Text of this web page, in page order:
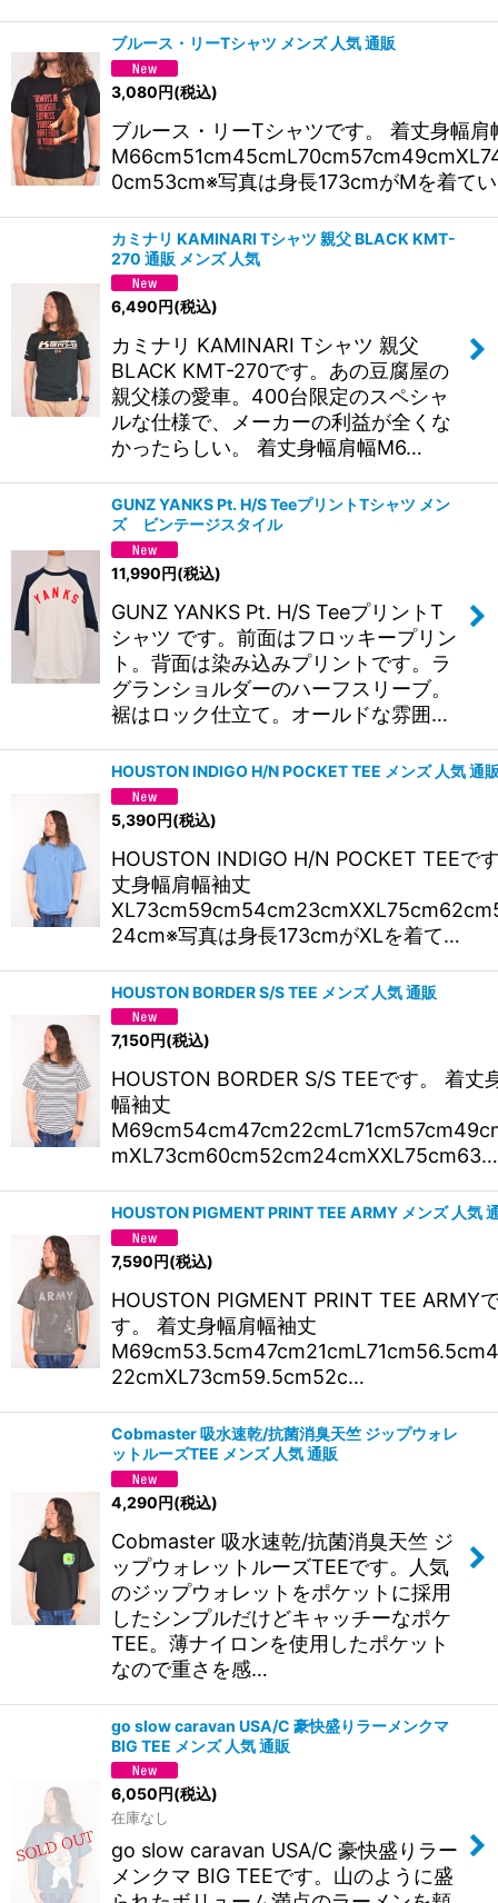
ブルース・リーTシャツ メンズ 人気 通販
3,080円(税込)
ブルース・リーTシャツです。 着丈身幅肩
0cm53cm※写真は身長173cmがMを着て
カミナリ KAMINARI Tシャツ 親父 BLACK KMT-
270 通販 メンズ 人気
6,490円(税込)
カミナリ KAMINARI Tシャツ 親父
BLACK KMT-270です。あの豆腐屋の
親父様の愛車。400台限定のスペシャ
ルな仕様で、メーカーの利益が全くな
かったらしい。 着丈身幅肩幅M6…
GUNZ YANKS Pt. H/S TeeプリントTシャツ メン
ズ ビンテージスタイル
11,990円(税込)
GUNZ YANKS Pt. H/S TeeプリントT
シャツ です。前面はフロッキープリン
ト。背面は染み込みプリントです。ラ
グランショルダーのハーフスリーブ。
裾はロック仕立て。オールドな雰囲…
HOUSTON INDIGO H/N POCKET TEE メンズ 人気 通
5,390円(税込)
HOUSTON INDIGO H/N POCKET TEEで
丈身幅肩幅袖丈
24cm※写真は身長173cmがXLを着て…
HOUSTON BORDER S/S TEE メンズ 人気 通販
7,150円(税込)
HOUSTON BORDER S/S TEEです。 着丈
幅袖丈
mXL73cm60cm52cm24cmXXL75cm63…
HOUSTON PIGMENT PRINT TEE ARMY メンズ 人気
7,590円(税込)
HOUSTON PIGMENT PRINT TEE ARMY
す。 着丈身幅肩幅袖丈
22cmXL73cm59.5cm52c…
Cobmaster 吸水速乾/抗菌消臭天竺 ジップウォレ
ットルーズTEE メンズ 人気 通販
4,290円(税込)
Cobmaster 吸水速乾/抗菌消臭天竺 ジ
ップウォレットルーズTEEです。人気
のジップウォレットをポケットに採用
したシンプルだけどキャッチーなポケ
TEE。薄ナイロンを使用したポケット
なので重さを感…
go slow caravan USA/C 豪快盛りラーメンクマ
BIG TEE メンズ 人気 通販
6,050円(税込)
在庫なし
go slow caravan USA/C 豪快盛りラー
メンクマ BIG TEEです。山のように盛